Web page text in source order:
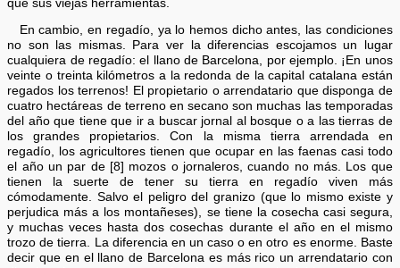
que sus viejas herramientas.
En cambio, en regadío, ya lo hemos dicho antes, las condiciones
no son las mismas. Para ver la diferencias escojamos un lugar
cualquiera de regadío: el llano de Barcelona, por ejemplo. ¡En unos
veinte o treinta kilómetros a la redonda de la capital catalana están
regados los terrenos! El propietario o arrendatario que disponga de
cuatro hectáreas de terreno en secano son muchas las temporadas
del año que tiene que ir a buscar jornal al bosque o a las tierras de
los grandes propietarios. Con la misma tierra arrendada en
regadío, los agricultores tienen que ocupar en las faenas casi todo
el año un par de [8] mozos o jornaleros, cuando no más. Los que
tienen la suerte de tener su tierra en regadío viven más
cómodamente. Salvo el peligro del granizo (que lo mismo existe y
perjudica más a los montañeses), se tiene la cosecha casi segura,
y muchas veces hasta dos cosechas durante el año en el mismo
trozo de tierra. La diferencia en un caso o en otro es enorme. Baste
decir que en el llano de Barcelona es más rico un arrendatario con